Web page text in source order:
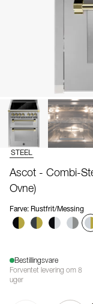
STEEL
Ascot - Combi-
Ovne)
Farve: Rustfrit/Messing
Bestillingsvare
Forventet levering om 8
uger